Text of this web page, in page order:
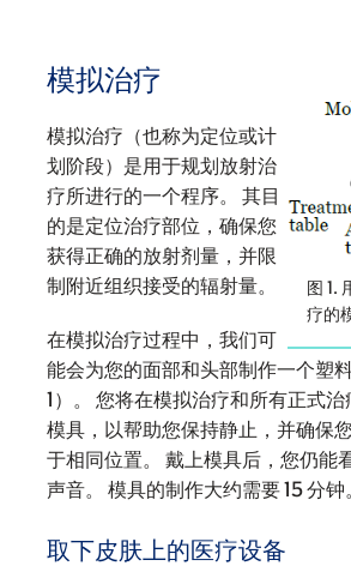
模拟治疗
图 1.
疗的
模拟治疗（也称为定位或计
划阶段）是用于规划放射治
疗所进行的一个程序。 其目
的是定位治疗部位，确保您
获得正确的放射剂量，并限
制附近组织接受的辐射量。
在模拟治疗过程中，我们可
能会为您的面部和头部制作一个塑
1）。 您将在模拟治疗和所有正式
模具，以帮助您保持静止，并确保
于相同位置。 戴上模具后，您仍能
声音。 模具的制作大约需要 15 分钟。
取下皮肤上的医疗设备